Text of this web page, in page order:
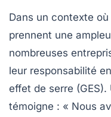
Dans un contexte
prennent une
nombreuses
leur responsabilité
effet de serre (GES).
témoigne : « Nous